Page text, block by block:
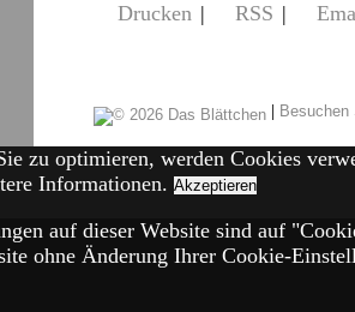
Drucken | RSS |
|
zu optimieren, werden Cookies
Informationen. Akzeptieren
auf dieser Website sind auf
ohne Änderung Ihrer Cookie-